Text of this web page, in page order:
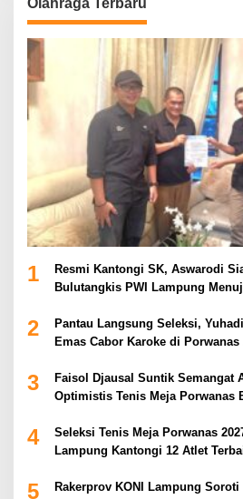
1
Resmi Kantongi SK, Aswarodi
Bulutangkis PWI Lampung
2
Pantau Langsung Seleksi,
Emas Cabor Karoke di Porwanas
3
Faisol Djausal Suntik Semangat
Optimistis Tenis Meja Porwanas
4
Seleksi Tenis Meja Porwanas
Lampung Kantongi 12 Atlet
5
Rakerprov KONI Lampung Soroti